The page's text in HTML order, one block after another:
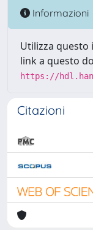
Informazioni
Utilizza
link a questo
https://
Citazioni